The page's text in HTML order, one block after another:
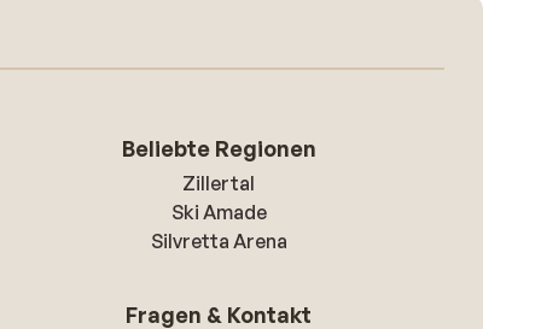
Beliebte Regionen
Zillertal
Ski Amade
Silvretta Arena
Fragen & Kontakt